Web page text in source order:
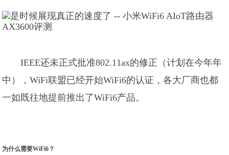
IEEE还未正式批准802.11ax的修正（计划在今年年
中），WiFi联盟已经开始WiFi6的认证，各大厂商也都
一如既往地提前推出了WiFi6产品。
为什么需要WiFi6？